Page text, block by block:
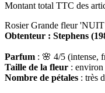
Montant total TTC des
Rosier Grande fleur
Obtenteur : Stephens
Parfum : 🌸 4/5 (intense,
Taille de la fleur : environ
Nombre de pétales : très